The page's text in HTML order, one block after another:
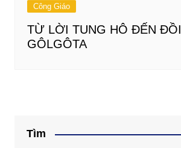
Công Giáo
TỪ LỜI TUNG HÔ ĐẾN ĐỒI
GÔLGÔTA
Tìm